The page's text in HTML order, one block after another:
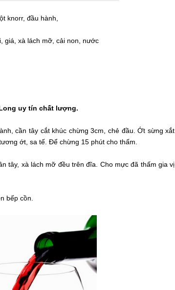
knorr, đầu hành,
giá, xà lách mỡ, cải non, nước
uy tín chất lượng.
cần tây cắt khúc chừng 3cm, chẻ đầu. Ớt sừng xắt
ớt, sa tế. Để chừng 15 phút cho thấm.
tây, xà lách mỡ đều trên đĩa. Cho mực đã thấm gia vị
bếp cồn.